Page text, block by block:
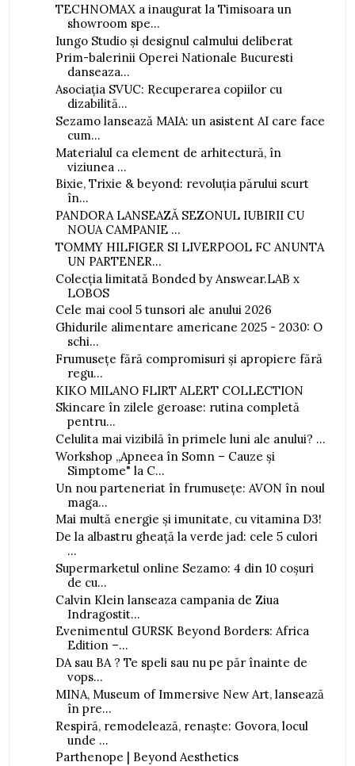
TECHNOMAX a inaugurat la Timisoara un
showroom spe...
Iungo Studio și designul calmului deliberat
Prim-balerinii Operei Nationale Bucuresti
danseaza...
Asociația SVUC: Recuperarea copiilor cu
dizabilită...
Sezamo lansează MAIA: un asistent AI care face
cum...
Materialul ca element de arhitectură, în
viziunea ...
Bixie, Trixie & beyond: revoluția părului scurt
în...
PANDORA LANSEAZĂ SEZONUL IUBIRII CU
NOUA CAMPANIE ...
TOMMY HILFIGER SI LIVERPOOL FC ANUNTA
UN PARTENER...
Colecția limitată Bonded by Answear.LAB x
LOBOS
Cele mai cool 5 tunsori ale anului 2026
Ghidurile alimentare americane 2025 - 2030: O
schi...
Frumusețe fără compromisuri și apropiere fără
regu...
KIKO MILANO FLIRT ALERT COLLECTION
Skincare în zilele geroase: rutina completă
pentru...
Celulita mai vizibilă în primele luni ale anului? ...
Workshop „Apneea în Somn – Cauze și
Simptome" la C...
Un nou parteneriat în frumusețe: AVON în noul
maga...
Mai multă energie și imunitate, cu vitamina D3!
De la albastru gheață la verde jad: cele 5 culori
...
Supermarketul online Sezamo: 4 din 10 coșuri
de cu...
Calvin Klein lanseaza campania de Ziua
Indragostit...
Evenimentul GURSK Beyond Borders: Africa
Edition –...
DA sau BA ? Te speli sau nu pe păr înainte de
vops...
MINA, Museum of Immersive New Art, lansează
în pre...
Respiră, remodelează, renaște: Govora, locul
unde ...
Parthenope | Beyond Aesthetics